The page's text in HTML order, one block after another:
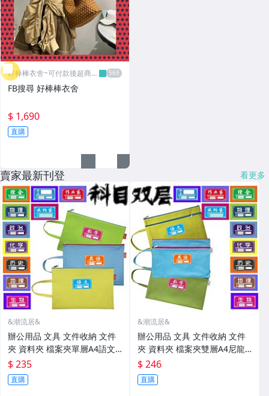
好棒棒衣舍~可付款後超商取
貨
FB搜尋 好棒棒衣舍
$ 1,690
直購
賣家最新刊登 看更多
&潮流居&
辦公用品 文具 文件收納 文件
夾 資料夾 檔案夾單層A4語文
數學學生科目袋文件袋網格袋
手提拉鏈袋定
$ 235
直購
&潮流居&
辦公用品 文具 文件收納 文件
夾 資料夾 檔案夾雙層A4尼龍
網紗牛津布語文學生科目文件
袋手提拉鏈袋定
$ 246
直購